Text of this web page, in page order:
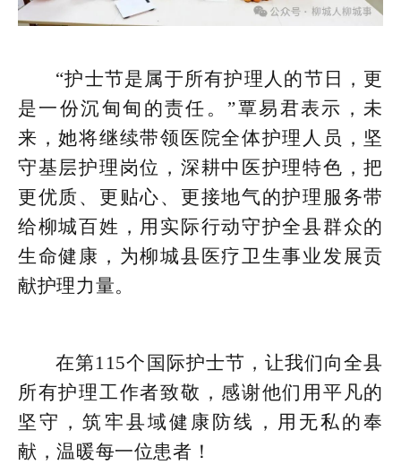
“护士节是属于所有护理人的节日，更
是一份沉甸甸的责任。”覃易君表示，未
来，她将继续带领医院全体护理人员，坚
守基层护理岗位，深耕中医护理特色，把
更优质、更贴心、更接地气的护理服务带
给柳城百姓，用实际行动守护全县群众的
生命健康，为柳城县医疗卫生事业发展贡
献护理力量。
在第115个国际护士节，让我们向全县
所有护理工作者致敬，感谢他们用平凡的
坚守，筑牢县域健康防线，用无私的奉
献，温暖每一位患者！